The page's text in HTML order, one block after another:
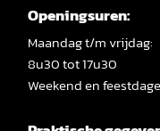
Openingsuren:
Maandag t/m vrijdag:
8u30 tot 17u30
Weekend en